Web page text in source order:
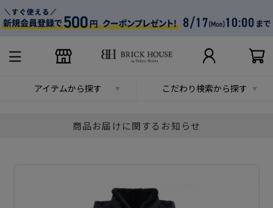
アイテムから探す こだわり検索から探す
商品お届けに関するお知らせ